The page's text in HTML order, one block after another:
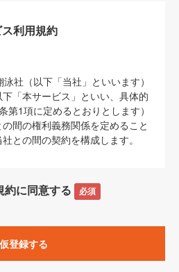
利用規約
社（以下「当社」といいます）
「本サービス」といい、具体的
第1項に定めるとおりとします）
間の権利義務関係を定めること
との間の契約を構成します。
シーポリシー」及び「
について（Cookieポリシー）
に記載する定めその他当社が定め
約に同意する 必須
仮登録する